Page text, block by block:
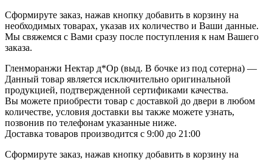
Сформируте заказ, нажав кнопку добавить в корзину на
необходимых товарах, указав их количество и Ваши данные.
Мы свяжемся с Вами сразу после поступления к нам Вашего
заказа.
Гленморанжи Нектар д*Ор (выд. В бочке из под сотерна) —
Данный товар является исключительно оригинальной
продукцией, подтвержденной сертификами качества.
Вы можете приобрести товар с доставкой до двери в любом
количестве, условия доставки вы также можете узнать,
позвонив по телефонам указанные ниже.
Доставка товаров производится с 9:00 до 21:00
Сформируте заказ, нажав кнопку добавить в корзину на